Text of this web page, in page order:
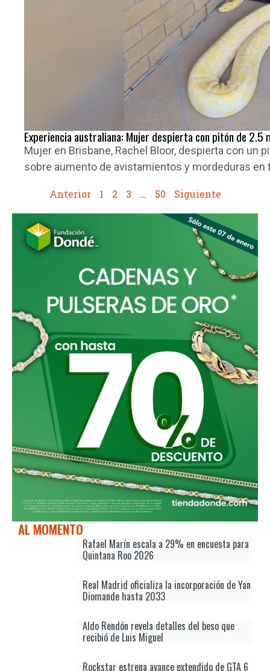
Experiencia australiana: Mujer despierta con pitón de 2.5
Mujer en Brisbane, Rachel Bloor, despierta con un
sobre aumento de avistamientos y mordeduras en
Anterior 1 2 3 … 50 Siguiente
AL MOMENTO
Rafael Marín escala a 29% en encuesta para
Quintana Roo 2026
Real Madrid oficializa la incorporación de Yan
Diomande hasta 2033
Aldo Rendón revela detalles del beso que
recibió de Luis Miguel
Rockstar estrena avance extendido de GTA 6